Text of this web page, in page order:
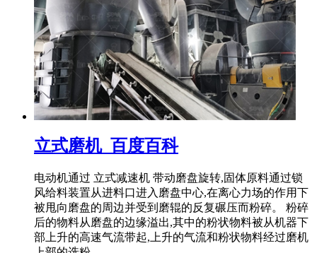
立式磨机_百度百科
电动机通过 立式减速机 带动磨盘旋转,固体原料通过锁
风给料装置从进料口进入磨盘中心,在离心力场的作用下
被甩向磨盘的周边并受到磨辊的反复碾压而粉碎。 粉碎
后的物料从磨盘的边缘溢出,其中的粉状物料被从机器下
部上升的高速气流带起,上升的气流和粉状物料经过磨机